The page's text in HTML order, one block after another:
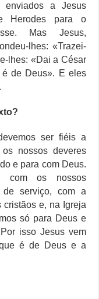
enviados a Jesus
Herodes para o
Mas Jesus,
lhes: «Trazei-
lhes: «Dai a César
de Deus». E eles
ser fiéis a
nossos deveres
e para com Deus.
com os nossos
de serviço, com a
e, na Igreja
só para Deus e
isso Jesus vem
é de Deus e a